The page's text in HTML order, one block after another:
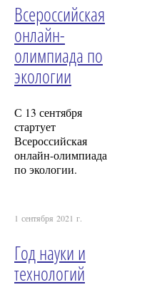
Всероссийская
онлайн-
олимпиада по
экологии
С 13 сентября
стартует
Всероссийская
онлайн-олимпиада
по экологии.
1 сентября 2021 г.
Год науки и
технологий